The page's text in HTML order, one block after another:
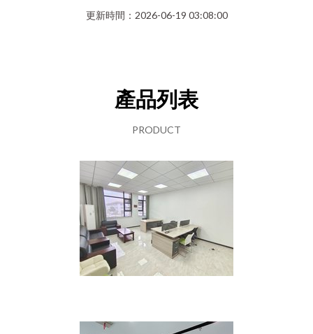
更新時間：2026-06-19 03:08:00
產品列表
PRODUCT